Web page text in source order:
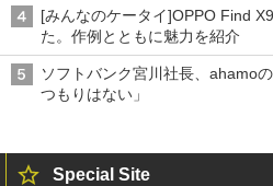
[みんなのケータイ]OPPO Find
た。作例とともに魅力を紹介
ソフトバンク宮川社長、ahamo
つもりはない」
Special Site